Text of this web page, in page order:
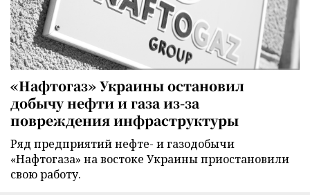
«Нафтогаз» Украины остановил
добычу нефти и газа из-за
повреждения инфраструктуры
Ряд предприятий нефте- и газодобычи
«Нафтогаза» на востоке Украины приостановили
свою работу.